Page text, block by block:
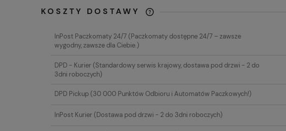
KOSZTY DOSTAWY
CENA NIE ZAWIERA
InPost Paczkomaty 24/7(Paczkomaty dostępne 24/7 – zawsze
wygodny, zawsze dla Ciebie.)
DPD - Kurier(Standardowy serwis krajowy, dostawa pod drzwi - 2 do
3dni roboczych)
DPD Pickup(30 000 Punktów Odbioru i Automatów Paczkowych!)
InPost Kurier(Dostawa pod drzwi - 2 do 3dni roboczych)